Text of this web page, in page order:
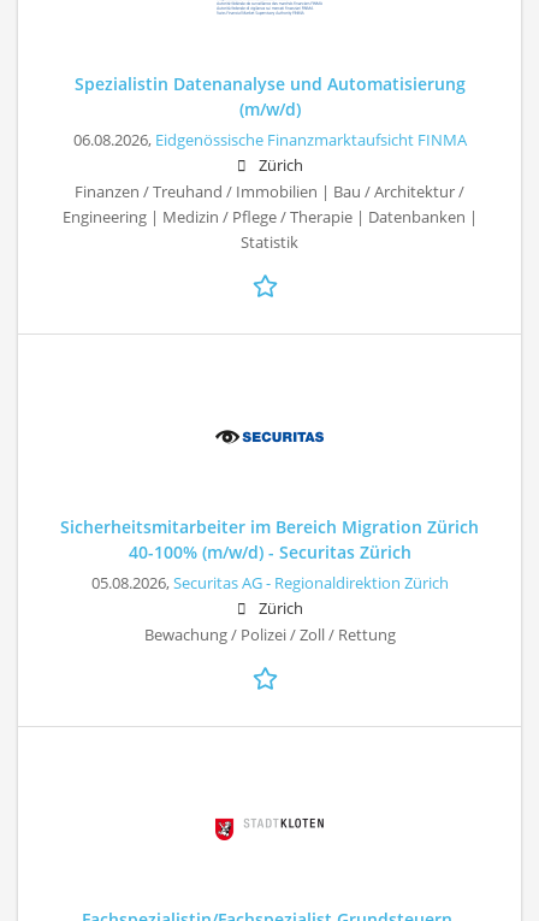
Spezialistin Datenanalyse und Automatisierung
(m/w/d)
06.08.2026, Eidgenössische Finanzmarktaufsicht FINMA
Zürich
Finanzen / Treuhand / Immobilien | Bau / Architektur /
Engineering | Medizin / Pflege / Therapie | Datenbanken |
Statistik
Sicherheitsmitarbeiter im Bereich Migration Zürich
40-100% (m/w/d) - Securitas Zürich
05.08.2026,Securitas AG - Regionaldirektion Zürich
Zürich
Bewachung / Polizei / Zoll / Rettung